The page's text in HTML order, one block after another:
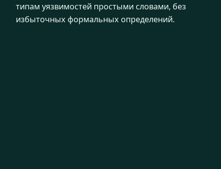
типам уязвимостей простыми словами, без
избыточных формальных определений.